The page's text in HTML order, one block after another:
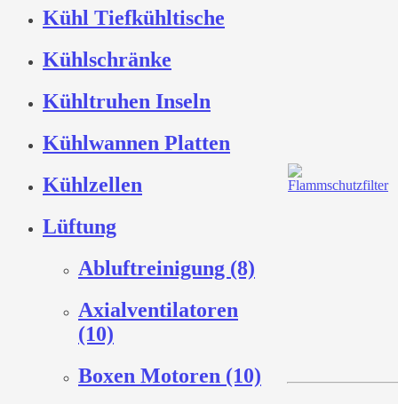
Kühl Tiefkühltische
Kühlschränke
Kühltruhen Inseln
Kühlwannen Platten
Kühlzellen
Lüftung
Abluftreinigung (8)
Axialventilatoren
(10)
Boxen Motoren (10)